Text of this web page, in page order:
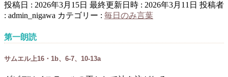
投稿日 : 2026年3月15日 最終更新日時 : 2026年3月11日 投稿者
: admin_nigawa カテゴリー : 毎日のみ言葉
第一朗読
サムエル上16・1b、6-7、10-13a